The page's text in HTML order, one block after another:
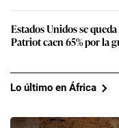
Estados Unidos se
Patriot caen 65% por la
Lo último en África